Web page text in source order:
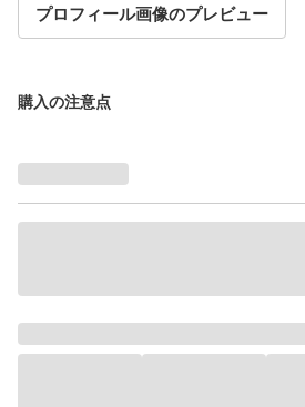
プロフィール画像のプレビュー
購入の注意点